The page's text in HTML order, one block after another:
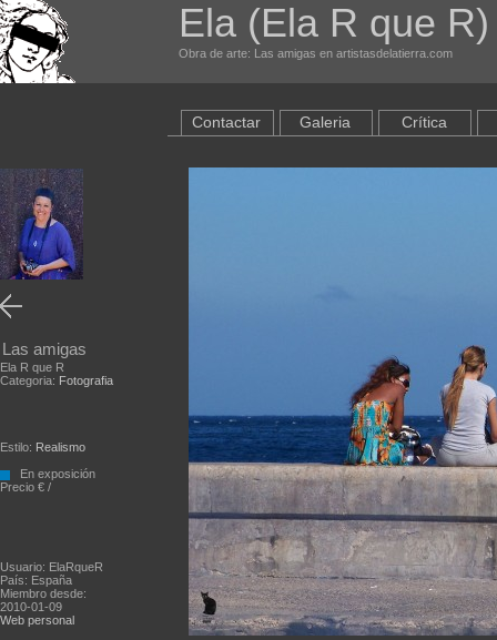
Ela (Ela R que
Obra de arte: Las amigas en artistasdelatierra.com
Las amigas
Ela R que R
Categoria: Fotografia
Estilo: Realismo
En exposición
Precio € /
Usuario: ElaRqueR
País: España
Miembro desde:
2010-01-09
Web personal
Contactar Galeria Crítica